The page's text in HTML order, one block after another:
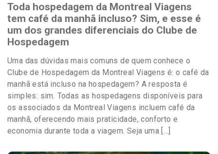
Toda hospedagem da Montreal Viagens
tem café da manhã incluso? Sim, e esse é
um dos grandes diferenciais do Clube de
Hospedagem
Uma das dúvidas mais comuns de quem conhece o
Clube de Hospedagem da Montreal Viagens é: o café da
manhã está incluso na hospedagem? A resposta é
simples: sim. Todas as hospedagens disponíveis para
os associados da Montreal Viagens incluem café da
manhã, oferecendo mais praticidade, conforto e
economia durante toda a viagem. Seja uma […]